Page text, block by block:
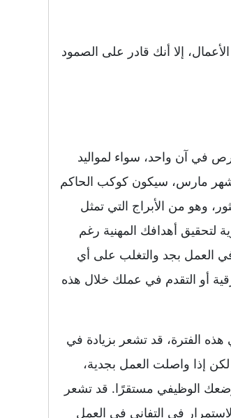
مجال الأعمال، إلا أنك قادر على الصمود
التحديات والفرص في آن واحد، سواء لمواليد
شهر مارس، سيكون كوكب الحاكم
وهو من الأبراج التي تمثل
لتحقيق أهدافك المهنية رغم
العمل بجد والتغلب على أي
أو التقدم في عملك خلال هذه
الفترة، قد تشعر بزيادة في
إذا واصلت العمل بجدية،
الوظيفي مستقرًا. قد تشعر
في التفاني في العمل